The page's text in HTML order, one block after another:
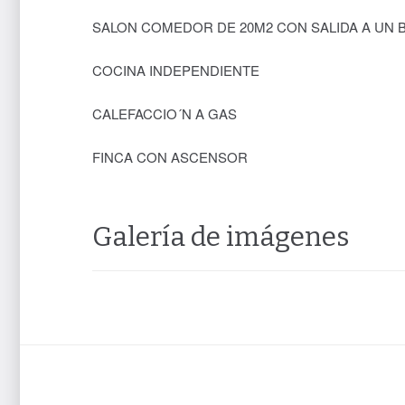
SALON COMEDOR DE 20M2 CON SALIDA A UN
COCINA INDEPENDIENTE
CALEFACCIO´N A GAS
FINCA CON ASCENSOR
Galería de imágenes